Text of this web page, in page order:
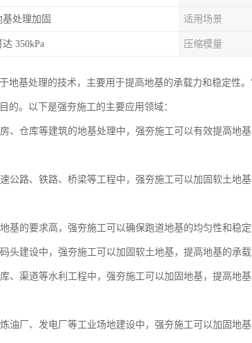
基处理加固 适用场景
350kPa 压缩模量
地基处理的技术，主要用于提高地基的承载力和稳定性
的。以下是强夯施工的主要应用领域：
、仓库等建筑的地基处理中，强夯施工可以有效提高地
公路、铁路、桥梁等工程中，强夯施工可以加固软土地
基的要求高，强夯施工可以确保跑道地基的均匀性和稳
头建设中，强夯施工可以加固软土地基，提高地基的承
、渠道等水利工程中，强夯施工可以加固地基，提高地
油厂、发电厂等工业场地建设中，强夯施工可以加固地